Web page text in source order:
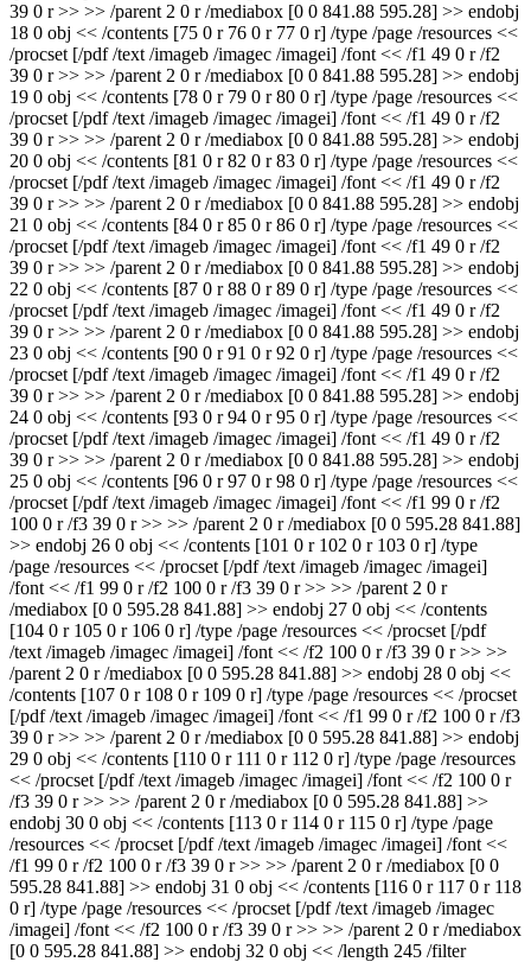
39 0 r >> >> /parent 2 0 r /mediabox [0 0 841.88 595.28] >> endobj
18 0 obj << /contents [75 0 r 76 0 r 77 0 r] /type /page /resources <<
/procset [/pdf /text /imageb /imagec /imagei] /font << /f1 49 0 r /f2
39 0 r >> >> /parent 2 0 r /mediabox [0 0 841.88 595.28] >> endobj
19 0 obj << /contents [78 0 r 79 0 r 80 0 r] /type /page /resources <<
/procset [/pdf /text /imageb /imagec /imagei] /font << /f1 49 0 r /f2
39 0 r >> >> /parent 2 0 r /mediabox [0 0 841.88 595.28] >> endobj
20 0 obj << /contents [81 0 r 82 0 r 83 0 r] /type /page /resources <<
/procset [/pdf /text /imageb /imagec /imagei] /font << /f1 49 0 r /f2
39 0 r >> >> /parent 2 0 r /mediabox [0 0 841.88 595.28] >> endobj
21 0 obj << /contents [84 0 r 85 0 r 86 0 r] /type /page /resources <<
/procset [/pdf /text /imageb /imagec /imagei] /font << /f1 49 0 r /f2
39 0 r >> >> /parent 2 0 r /mediabox [0 0 841.88 595.28] >> endobj
22 0 obj << /contents [87 0 r 88 0 r 89 0 r] /type /page /resources <<
/procset [/pdf /text /imageb /imagec /imagei] /font << /f1 49 0 r /f2
39 0 r >> >> /parent 2 0 r /mediabox [0 0 841.88 595.28] >> endobj
23 0 obj << /contents [90 0 r 91 0 r 92 0 r] /type /page /resources <<
/procset [/pdf /text /imageb /imagec /imagei] /font << /f1 49 0 r /f2
39 0 r >> >> /parent 2 0 r /mediabox [0 0 841.88 595.28] >> endobj
24 0 obj << /contents [93 0 r 94 0 r 95 0 r] /type /page /resources <<
/procset [/pdf /text /imageb /imagec /imagei] /font << /f1 49 0 r /f2
39 0 r >> >> /parent 2 0 r /mediabox [0 0 841.88 595.28] >> endobj
25 0 obj << /contents [96 0 r 97 0 r 98 0 r] /type /page /resources <<
/procset [/pdf /text /imageb /imagec /imagei] /font << /f1 99 0 r /f2
100 0 r /f3 39 0 r >> >> /parent 2 0 r /mediabox [0 0 595.28 841.88]
>> endobj 26 0 obj << /contents [101 0 r 102 0 r 103 0 r] /type
/page /resources << /procset [/pdf /text /imageb /imagec /imagei]
/font << /f1 99 0 r /f2 100 0 r /f3 39 0 r >> >> /parent 2 0 r
/mediabox [0 0 595.28 841.88] >> endobj 27 0 obj << /contents
[104 0 r 105 0 r 106 0 r] /type /page /resources << /procset [/pdf
/text /imageb /imagec /imagei] /font << /f2 100 0 r /f3 39 0 r >> >>
/parent 2 0 r /mediabox [0 0 595.28 841.88] >> endobj 28 0 obj <<
/contents [107 0 r 108 0 r 109 0 r] /type /page /resources << /procset
[/pdf /text /imageb /imagec /imagei] /font << /f1 99 0 r /f2 100 0 r /f3
39 0 r >> >> /parent 2 0 r /mediabox [0 0 595.28 841.88] >> endobj
29 0 obj << /contents [110 0 r 111 0 r 112 0 r] /type /page /resources
<< /procset [/pdf /text /imageb /imagec /imagei] /font << /f2 100 0 r
/f3 39 0 r >> >> /parent 2 0 r /mediabox [0 0 595.28 841.88] >>
endobj 30 0 obj << /contents [113 0 r 114 0 r 115 0 r] /type /page
/resources << /procset [/pdf /text /imageb /imagec /imagei] /font <<
/f1 99 0 r /f2 100 0 r /f3 39 0 r >> >> /parent 2 0 r /mediabox [0 0
595.28 841.88] >> endobj 31 0 obj << /contents [116 0 r 117 0 r 118
0 r] /type /page /resources << /procset [/pdf /text /imageb /imagec
/imagei] /font << /f2 100 0 r /f3 39 0 r >> >> /parent 2 0 r /mediabox
[0 0 595.28 841.88] >> endobj 32 0 obj << /length 245 /filter